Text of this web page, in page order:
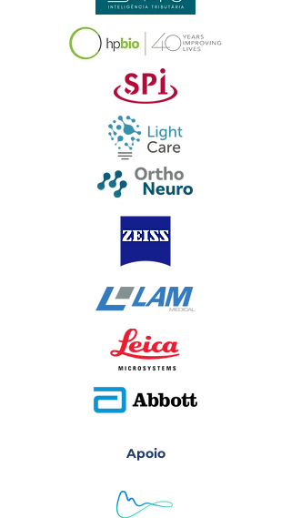
Apoio